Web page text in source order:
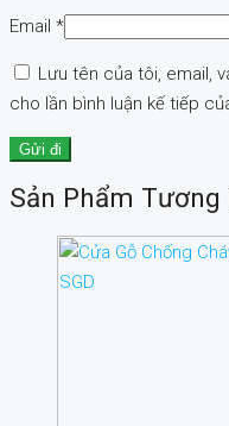
Email *
Lưu tên của tôi, email,
cho lần bình luận kế tiếp
Sản Phẩm Tương